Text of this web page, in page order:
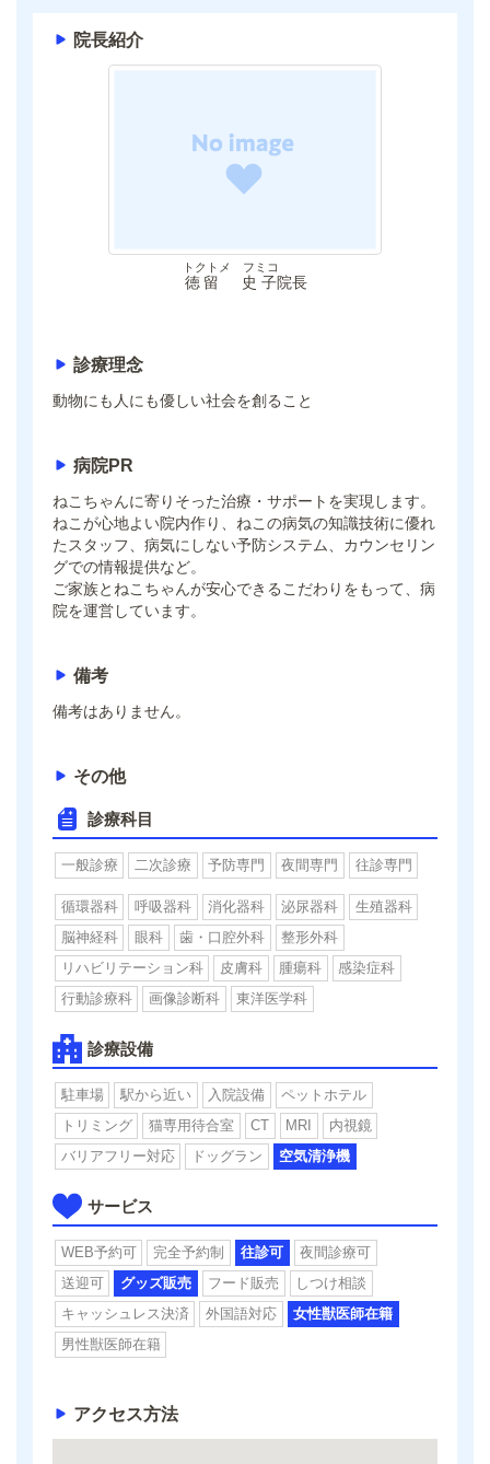
院長紹介
徳留 史子
トクトメ フミコ
院長
診療理念
動物にも人にも優しい社会を創ること
病院PR
ねこちゃんに寄りそった治療・サポートを実現します。
ねこが心地よい院内作り、ねこの病気の知識技術に優れ
たスタッフ、病気にしない予防システム、カウンセリン
グでの情報提供など。
ご家族とねこちゃんが安心できるこだわりをもって、病
院を運営しています。
備考
備考はありません。
その他
診療科目
一般診療 二次診療 予防専門 夜間専門 往診専門
循環器科 呼吸器科 消化器科 泌尿器科
生殖器科
脳神経科
眼科 歯・口腔外科
整形外科
リハビリテーション科
皮膚科 腫瘍科
感染症科
行動診療科
画像診断科 東洋医学科
診療設備
駐車場 駅から近い 入院設備
ペットホテル
トリミング
猫専用待合室 CT MRI
内視鏡
バリアフリー対応
ドッグラン 空気清浄機
サービス
WEB予約可 完全予約制 往診可
夜間診療可
送迎可
グッズ販売 フード販売
しつけ相談
キャッシュレス決済
外国語対応
女性獣医師在籍
男性獣医師在籍
アクセス方法